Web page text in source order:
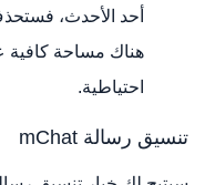
أحد الأحدث،
هناك مساحة
احتياطية.
تنسيق رسالة mChat